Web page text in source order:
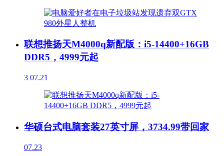
联想推扬天M4000q新配版：i5-14400+16GB
DDR5，4999元起
3 07.21
华硕台式电脑套装27英寸屏，3734.99带回家
07.23